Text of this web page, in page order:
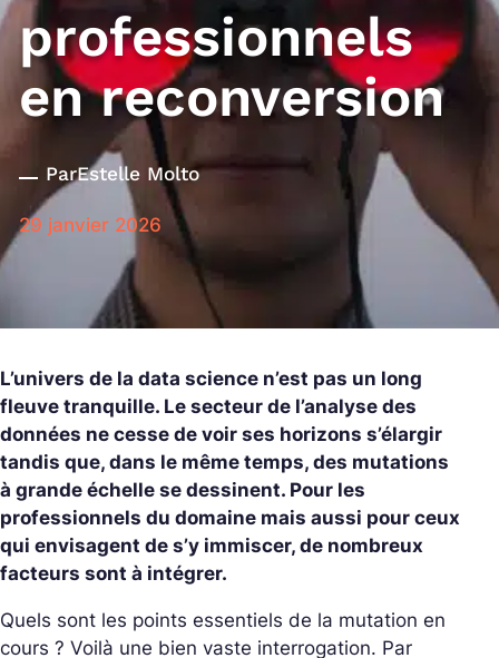
professionnels
en reconversion
ParEstelle Molto
29 janvier 2026
L’univers de la data science n’est pas un long
fleuve tranquille. Le secteur de l’analyse des
données ne cesse de voir ses horizons s’élargir
tandis que, dans le même temps, des mutations
à grande échelle se dessinent. Pour les
professionnels du domaine mais aussi pour ceux
qui envisagent de s’y immiscer, de nombreux
facteurs sont à intégrer.
Quels sont les points essentiels de la mutation en
cours ? Voilà une bien vaste interrogation. Par